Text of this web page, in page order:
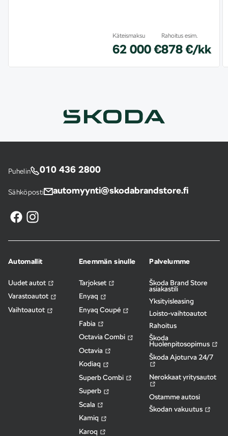
Käteismaksu
62 000 €
Rahoitus esim.
878 €/kk
Puhelin 010 436 2800
Sähköposti automyynti@skodabrandstore.fi
Automallit
Uudet autot
Varastoautot
Vaihtoautot
Enemmän sinulle
Tarjokset
Enyaq
Enyaq Coupé
Fabia
Octavia Combi
Octavia
Kodiaq
Superb Combi
Superb
Scala
Kamiq
Karoq
Palvelumme
Škoda Brand Store
asiakastili
Yksityisleasing
Loisto-vaihtoautot
Rahoitus
Škoda
Huolenpitosopimus
Škoda Ajoturva 24/7
Nerokkaat yritysautot
Ostamme autosi
Škodan vakuutus